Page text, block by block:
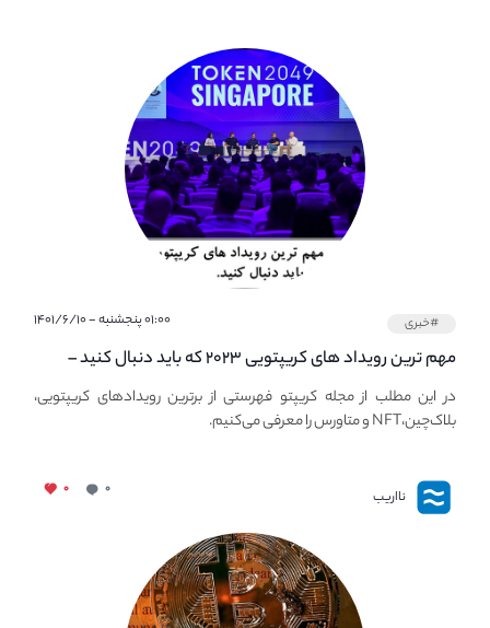
#خبری ۰۱:۰۰ پنجشنبه - ۱۴۰۱/۶/۱۰
مهم ترین رویداد های کریپتویی ۲۰۲۳ که باید دنبال کنید –
معرفی بهترین رویداد های جهانی
در این مطلب از مجله کریپتو فهرستی از برترین رویدادهای کریپتویی،
بلاک‌چین،NFT و متاورس را معرفی می‌کنیم.
نااریب ۰ ۰